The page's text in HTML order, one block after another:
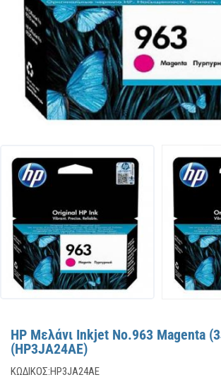
HP Μελάνι Inkjet No.963 Magenta
(HP3JA24AE)
ΚΩΔΙΚΌΣ:HP3JA24AE